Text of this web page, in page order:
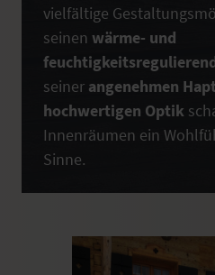
vielfältige
seinen wärme- und
seiner angenehmen
hochwertigen Optik
Innenräumen ein
Sinne.